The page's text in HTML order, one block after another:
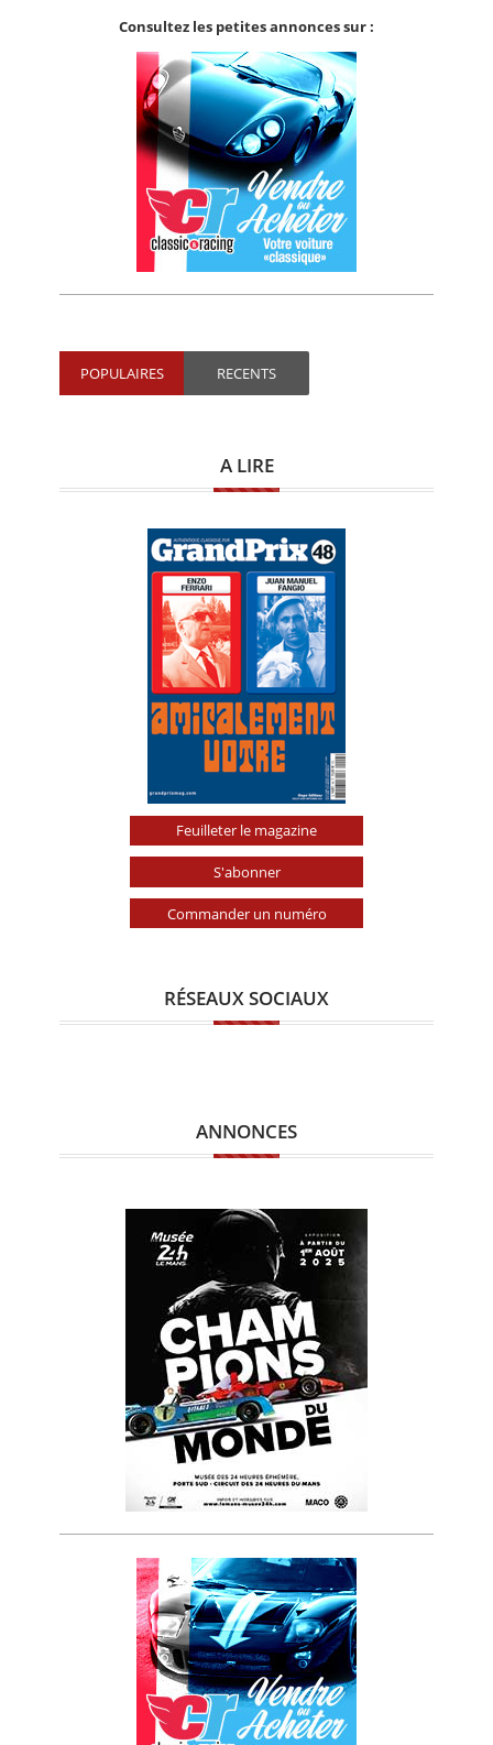
Consultez les petites annonces sur :
POPULAIRES RECENTS
A LIRE
Feuilleter le magazine
S'abonner
Commander un numéro
RÉSEAUX SOCIAUX
ANNONCES